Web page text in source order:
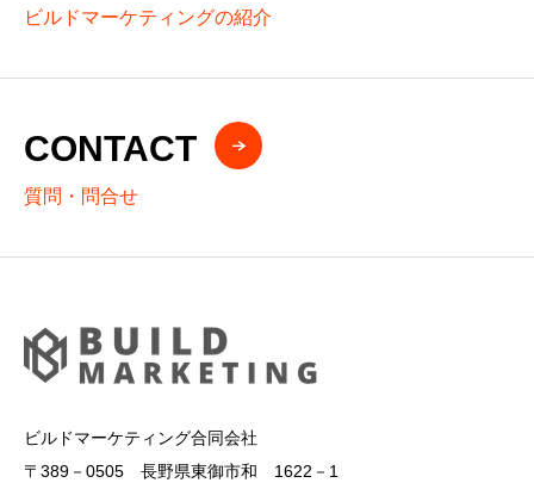
ビルドマーケティングの紹介
CONTACT
質問・問合せ
ビルドマーケティング合同会社
〒389－0505 長野県東御市和 1622－1